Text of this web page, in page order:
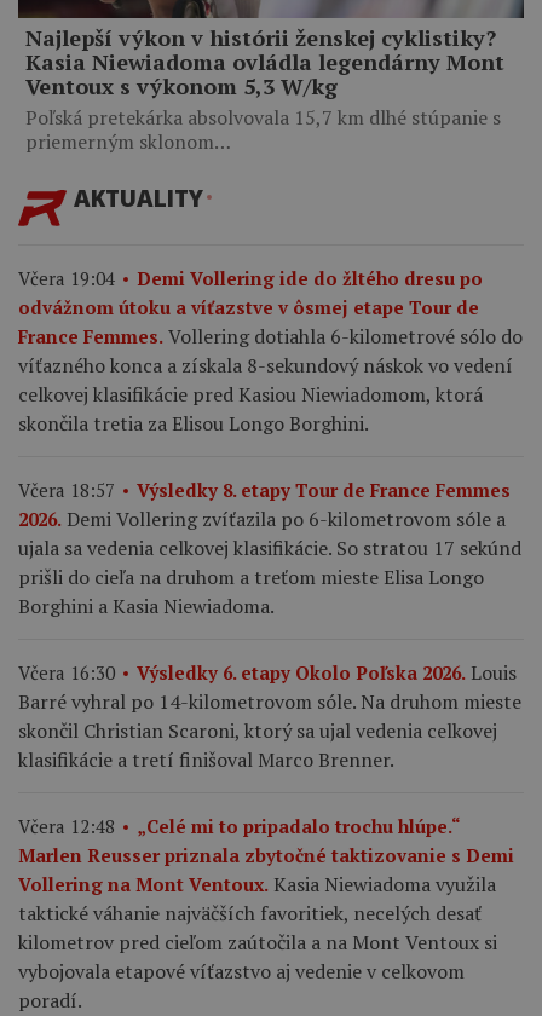
Najlepší výkon v histórii ženskej cyklistiky?
Kasia Niewiadoma ovládla legendárny Mont
Ventoux s výkonom 5,3 W/kg
Poľská pretekárka absolvovala 15,7 km dlhé stúpanie s
priemerným sklonom…
AKTUALITY
Včera 19:04
Demi Vollering ide do žltého dresu po
odvážnom útoku a víťazstve v ôsmej etape Tour de
France Femmes. Vollering dotiahla 6-kilometrové sólo do
víťazného konca a získala 8-sekundový náskok vo vedení
celkovej klasifikácie pred Kasiou Niewiadomom, ktorá
skončila tretia za Elisou Longo Borghini.
Včera 18:57
Výsledky 8. etapy Tour de France Femmes
2026. Demi Vollering zvíťazila po 6-kilometrovom sóle a
ujala sa vedenia celkovej klasifikácie. So stratou 17 sekúnd
prišli do cieľa na druhom a treťom mieste Elisa Longo
Borghini a Kasia Niewiadoma.
Včera 16:30 Výsledky 6. etapy Okolo Poľska 2026. Louis
Barré vyhral po 14-kilometrovom sóle. Na druhom mieste
skončil Christian Scaroni, ktorý sa ujal vedenia celkovej
klasifikácie a tretí finišoval Marco Brenner.
Včera 12:48
„Celé mi to pripadalo trochu hlúpe.“
Marlen Reusser priznala zbytočné taktizovanie s Demi
Vollering na Mont Ventoux. Kasia Niewiadoma využila
taktické váhanie najväčších favoritiek, necelých desať
kilometrov pred cieľom zaútočila a na Mont Ventoux si
vybojovala etapové víťazstvo aj vedenie v celkovom
poradí.